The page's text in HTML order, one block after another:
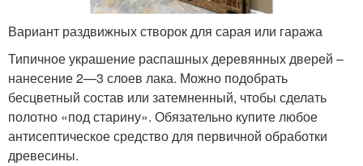
Вариант раздвижных створок для сарая или гаража
Типичное украшение распашных деревянных дверей –
нанесение 2—3 слоев лака. Можно подобрать
бесцветный состав или затемненный, чтобы сделать
полотно «под старину». Обязательно купите любое
антисептическое средство для первичной обработки
древесины.